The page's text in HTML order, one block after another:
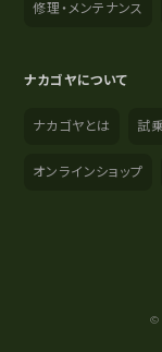
修理・メンテナンス
ナカゴヤについて
ナカゴヤとは 試
オンラインショップ
©